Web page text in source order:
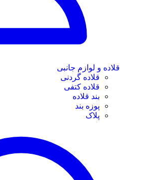
قلاده و لوازم جانبی
قلاده گردنی
قلاده کتفی
بند قلاده
پوزه بند
پلاک